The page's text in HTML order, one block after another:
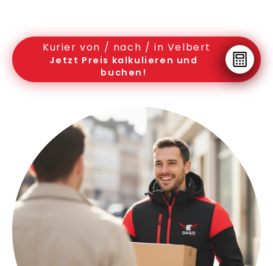
Kurier von / nach / in Velbert
Jetzt Preis kalkulieren und
buchen!